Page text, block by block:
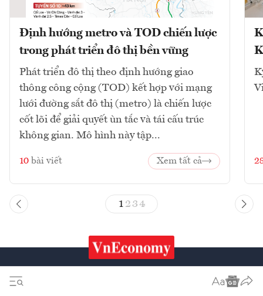
Định hướng metro và TOD chiến lược
trong phát triển đô thị bền vững
Phát triển đô thị theo định hướng giao
thông công cộng (TOD) kết hợp với mạng
lưới đường sắt đô thị (metro) là chiến lược
cốt lõi để giải quyết ùn tắc và tái cấu trúc
không gian. Mô hình này tập...
10 bài viết Xem tất cả
1 23 4
Tiêu & Dùng